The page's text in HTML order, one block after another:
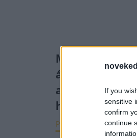
If you
sensitive
confirm
continue
Megélénkülhet
adóemelés
hatására
PÉNZÜGY 2023.